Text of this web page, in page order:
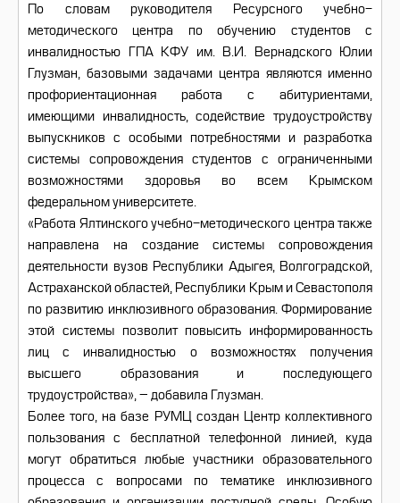
По словам руководителя Ресурсного учебно-
методического центра по обучению студентов с
инвалидностью ГПА КФУ им. В.И. Вернадского Юлии
Глузман, базовыми задачами центра являются именно
профориентационная работа с абитуриентами,
имеющими инвалидность, содействие трудоустройству
выпускников с особыми потребностями и разработка
системы сопровождения студентов с ограниченными
возможностями здоровья во всем Крымском
федеральном университете.
«Работа Ялтинского учебно-методического центра также
направлена на создание системы сопровождения
деятельности вузов Республики Адыгея, Волгоградской,
Астраханской областей, Республики Крым и Севастополя
по развитию инклюзивного образования. Формирование
этой системы позволит повысить информированность
лиц с инвалидностью о возможностях получения
высшего образования и последующего
трудоустройства», – добавила Глузман.
Более того, на базе РУМЦ создан Центр коллективного
пользования с бесплатной телефонной линией, куда
могут обратиться любые участники образовательного
процесса с вопросами по тематике инклюзивного